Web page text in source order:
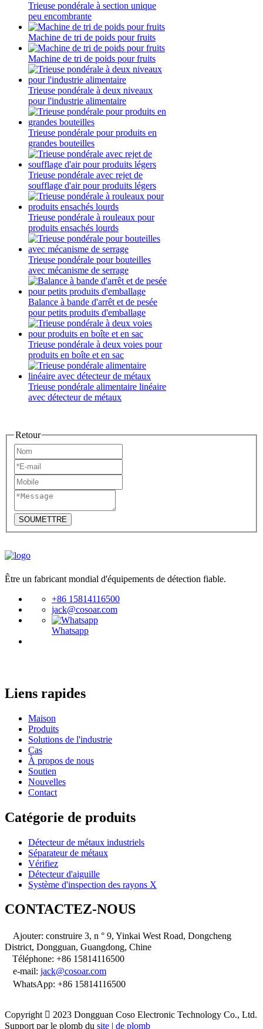
Trieuse pondérale à section unique
peu encombrante
Machine de tri de poids pour fruits
Machine de tri de poids pour fruits
Trieuse pondérale à deux niveaux
pour l'industrie alimentaire
Trieuse pondérale pour produits en
grandes bouteilles
Trieuse pondérale avec rejet de
soufflage d'air pour produits légers
Trieuse pondérale à rouleaux pour
produits ensachés lourds
Trieuse pondérale pour bouteilles
avec mécanisme de serrage
Balance à bande d'arrêt et de pesée
pour petits produits d'emballage
Trieuse pondérale à deux voies pour
produits en boîte et en sac
Trieuse pondérale alimentaire linéaire
avec détecteur de métaux
Retour
SOUMETTRE
Être un fabricant mondial d'équipements de détection fiable.
+86 15814116500
jack@cosoar.com
Whatsapp
Liens rapides
Maison
Produits
Solutions de l'industrie
Cas
À propos de nous
Soutien
Nouvelles
Contact
Catégorie de produits
Détecteur de métaux industriels
Séparateur de métaux
Vérifiez
Détecteur d'aiguille
Système d'inspection des rayons X
CONTACTEZ-NOUS
Ajouter: construire 3, n ° 9, Yinkai West Road, Dongcheng
District, Dongguan, Guangdong, Chine
Téléphone: +86 15814116500
e-mail: jack@cosoar.com
WhatsApp: +86 15814116500
Copyright  2023 Dongguan Coso Electronic Technology Co., Ltd.
Support par le plomb du site | de plomb